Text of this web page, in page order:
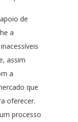
de
a
assim
a
que
oferecer.
processo